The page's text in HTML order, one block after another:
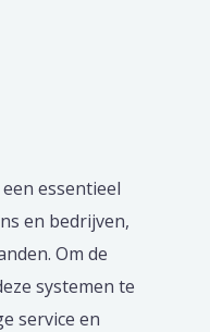
essentieel
en bedrijven,
Om de
systemen te
service en